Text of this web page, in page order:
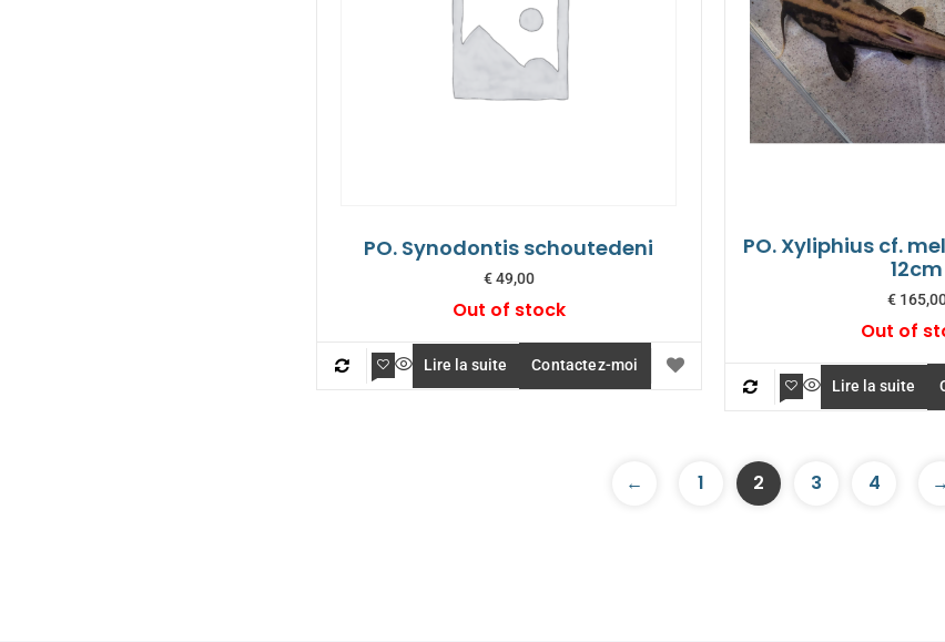
PO. Synodontis schoutedeni
€49,00
Out of stock
Lire la suite Contactez-moi
PO. Xyliphius cf.
12cm
€
Out of
Lire la suite
← 1 2 3 4 →